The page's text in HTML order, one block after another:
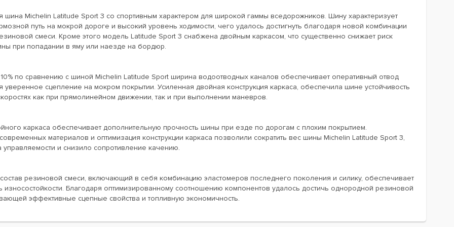
шина Michelin Latitude Sport 3 со спортивным характером для широкой гаммы вседорожников. Шину характеризует
путь на мокрой дороге и высокий уровень ходимости, чего удалось достигнуть благодаря новой комбинации
смеси. Кроме этого модель Latitude Sport 3 снабжена двойным каркасом, что существенно снижает риск
при попадании в яму или наезде на бордюр.
по сравнению с шиной Michelin Latitude Sport ширина водоотводных каналов обеспечивает оперативный отвод
уверенное сцепление на мокром покрытии. Усиленная двойная конструкция каркаса, обеспечила шине устойчивость
как при прямолинейном движении, так и при выполнении маневров.
каркаса обеспечивает дополнительную прочность шины при езде по дорогам с плохим покрытием.
материалов и оптимизация конструкции каркаса позволили сократить вес шины Michelin Latitude Sport 3,
управляемости и снизило сопротивление качению.
резиновой смеси, включающий в себя комбинацию эластомеров последнего поколения и силику, обеспечивает
износостойкости. Благодаря оптимизированному соотношению компонентов удалось достичь однородной резиновой
эффективные сцепные свойства и топливную экономичность.